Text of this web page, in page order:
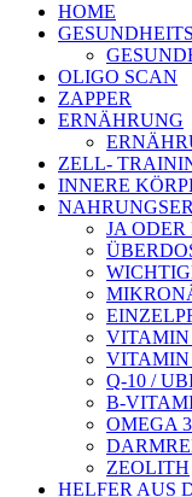
HOME
OLIGO SCAN
ZAPPER
ERNÄHRUNG
ZELL-
INNERE
JA ODER
VITAMIN
VITAMIN
Q-10 /
B-
OMEGA
ZEOLITH
HELFER AUS